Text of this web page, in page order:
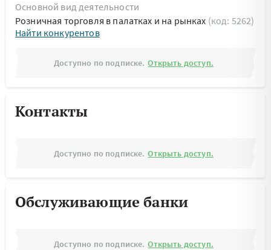
Основной вид деятельности
Розничная торговля в палатках и на рынках (код: 5262)
Найти конкурентов
Доступно по подписке. Открыть доступ.
Контакты
Доступно по подписке. Открыть доступ.
Обслуживающие банки
Доступно по подписке. Открыть доступ.